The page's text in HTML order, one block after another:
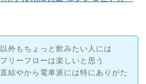
外もちょっと飲みたい人には
リーフローは楽しいと思う
結やから電車派には特にありがた